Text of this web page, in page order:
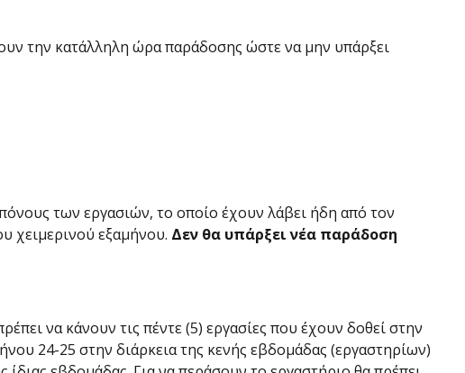
την κατάλληλη ώρα παράδοσης ώστε να μην υπάρξει
των εργασιών, το οποίο έχουν λάβει ήδη από τον
χειμερινού εξαμήνου. Δεν θα υπάρξει νέα παράδοση
να κάνουν τις πέντε (5) εργασίες που έχουν δοθεί στην
24-25 στην διάρκεια της κενής εβδομάδας (εργαστηρίων)